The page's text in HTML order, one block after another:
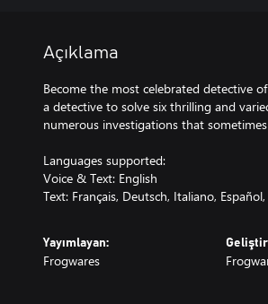
Açıklama
Become the most celebrated detective
a detective to solve six thrilling and
numerous investigations that
Languages supported:
Voice & Text: English
Text: Français, Deutsch, Italiano,
Yayımlayan:
Frogwares